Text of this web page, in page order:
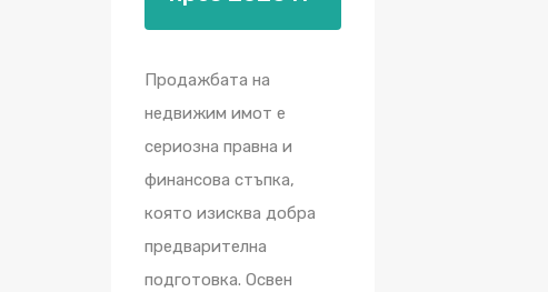
Продажбата на
недвижим имот е
сериозна правна и
финансова стъпка,
която изисква добра
предварителна
подготовка. Освен